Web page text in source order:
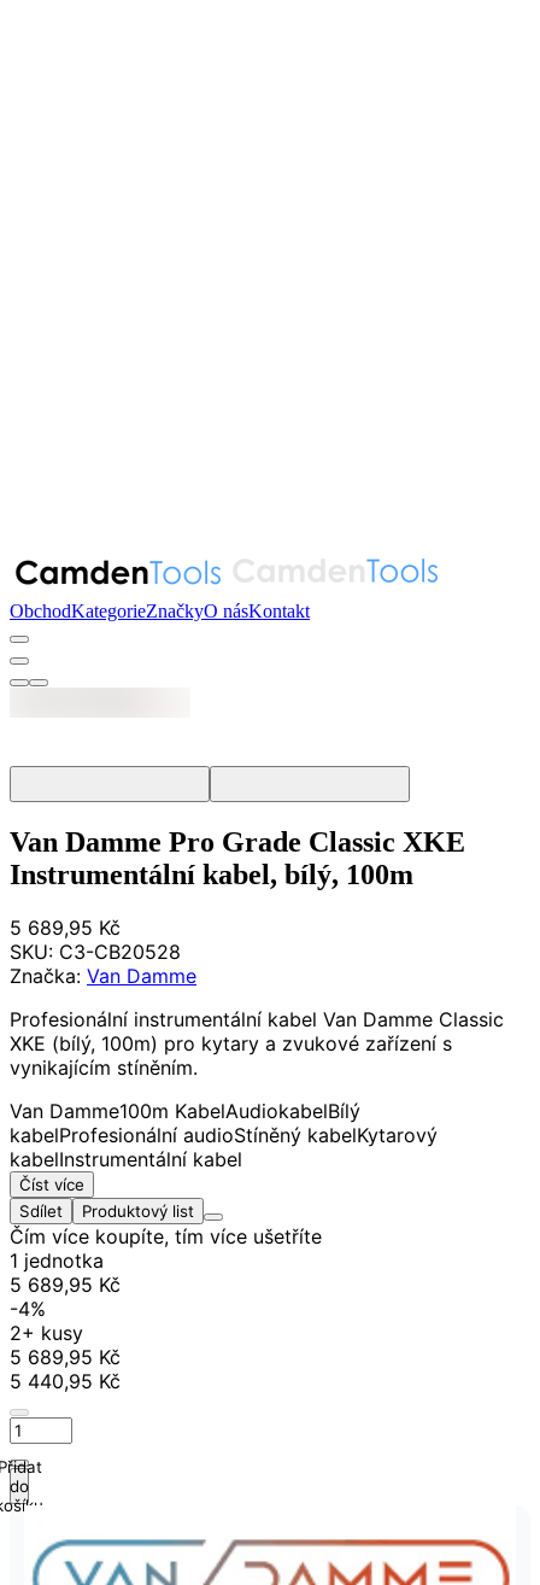
ObchodKategorieZnačkyO násKontakt
Van Damme Pro Grade Classic XKE
Instrumentální kabel, bílý, 100m
5 689,95 Kč
SKU: C3-CB20528
Značka: Van Damme
Profesionální instrumentální kabel Van Damme Classic
XKE (bílý, 100m) pro kytary a zvukové zařízení s
vynikajícím stíněním.
Van Damme100m KabelAudiokabelBílý
kabelProfesionální audioStíněný kabelKytarový
kabelInstrumentální kabel
Číst více
Sdílet
Produktový list
Čím více koupíte, tím více ušetříte
1 jednotka
5 689,95 Kč
-4%
2+ kusy
5 689,95 Kč
5 440,95 Kč
do